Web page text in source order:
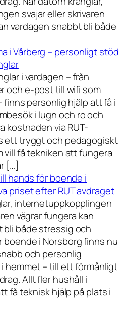
svajar eller skrivaren
vardagen snabbt bli både
i Vårberg – personligt stöd
i vardagen – från
och e-post till wifi som
finns personlig hjälp att få i
i lugn och ro och
kostnaden via RUT-
ett tryggt och pedagogiskt
vill få tekniken att fungera
[…]
hands för boende i
priset efter RUT avdraget
internetuppkopplingen
vägrar fungera kan
bli både stressig och
boende i Norsborg finns nu
och personlig
hemmet – till ett förmånligt
Allt fler hushåll i
få teknisk hjälp på plats i